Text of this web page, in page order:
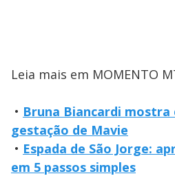
Leia mais em MOMENTO
• Bruna Biancardi mostra
gestação de Mavie
• Espada de São Jorge:
em 5 passos simples